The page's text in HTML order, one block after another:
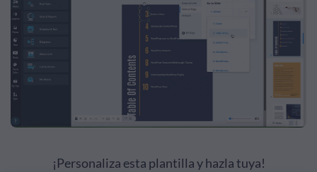
¡Personaliza esta plantilla y hazla tuya!